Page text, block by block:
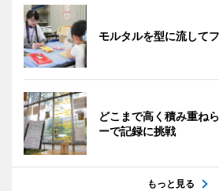
モルタルを型に流して
どこまで高く積み重ね
ーで記録に挑戦
もっと見る